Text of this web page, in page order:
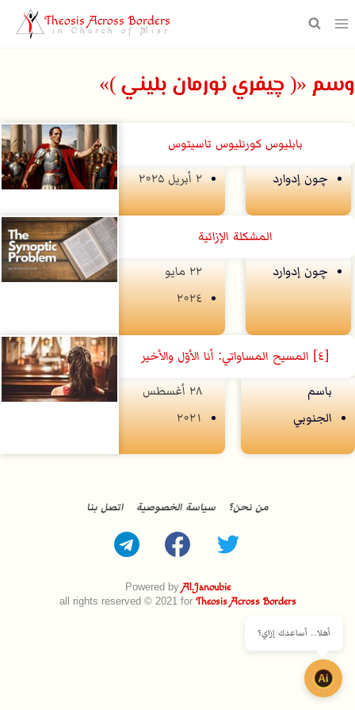
Theosis Across Borders
in Church of Misr
وسم «( چيفري نورمان بليني )»
بابليوس كورنليوس تاسيتوس
چون إدوارد
۲ أبريل ۲۰۲۵
المشكلة الإزائية
چون إدوارد
۲۲ مايو
۲۰۲٤
[٤] المسيح المساواتي: أنا اﻷوّل والأخير
باسم
الجنوبي
۲۸ أغسطس
۲۰۲۱
Powered byAl.Janoubie
all rights reserved © 2021 for Theosis Across Borders
من نحن؟ سياسة الخصوصية اتصل بنا
أهلا.. أساعدك إزاي؟